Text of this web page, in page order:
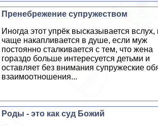
Пренебрежение супружеством
Иногда этот упрёк высказывается вслух,
чаще накапливается в душе, если муж
постоянно сталкивается с тем, что жена
гораздо больше интересуется детьми и
оставляет без внимания супружеские
взаимоотношения...
Роды - это как суд Божий